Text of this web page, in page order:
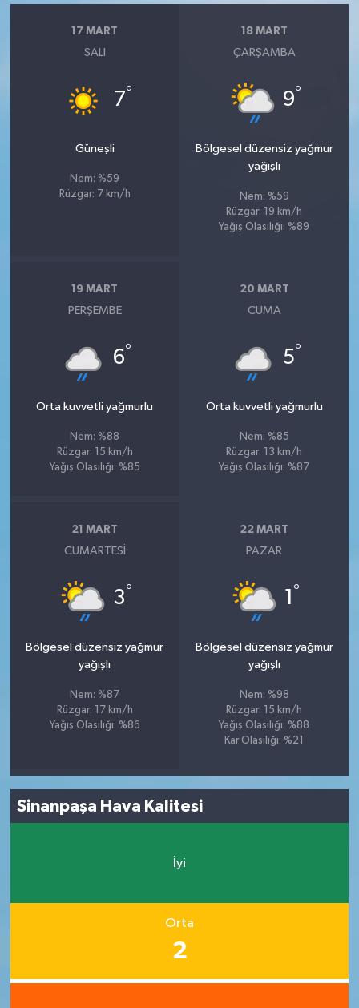
17 MART
SALI
7°
Güneşli
Nem: %59
Rüzgar: 7 km/h
18 MART
ÇARŞAMBA
9°
Bölgesel düzensiz yağmur
yağışlı
Nem: %59
Rüzgar: 19 km/h
Yağış Olasılığı: %89
19 MART
PERŞEMBE
6°
Orta kuvvetli yağmurlu
Nem: %88
Rüzgar: 15 km/h
Yağış Olasılığı: %85
20 MART
CUMA
5°
Orta kuvvetli yağmurlu
Nem: %85
Rüzgar: 13 km/h
Yağış Olasılığı: %87
21 MART
CUMARTESI
3°
Bölgesel düzensiz yağmur
yağışlı
Nem: %87
Rüzgar: 17 km/h
Yağış Olasılığı: %86
22 MART
PAZAR
1 °
Bölgesel düzensiz yağmur
yağışlı
Nem: %98
Rüzgar: 15 km/h
Yağış Olasılığı: %88
Kar Olasılığı: %21
Sinanpaşa Hava Kalitesi
İyi
Orta
2